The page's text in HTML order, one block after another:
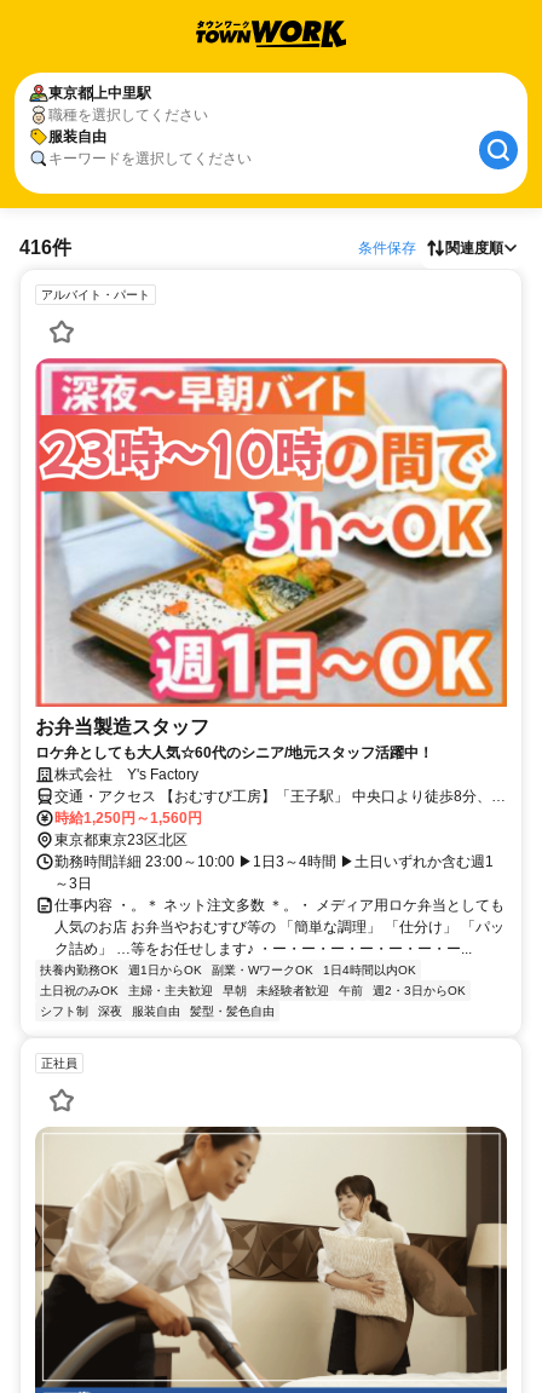
東京都上中里駅
職種を選択してください
服装自由
キーワードを選択してください
416件 条件保存 関連度順
アルバイト・パート
お弁当製造スタッフ
ロケ弁としても大人気☆60代のシニア/地元スタッフ活躍中！
株式会社 Y's Factory
交通・アクセス 【おむすび工房】「王子駅」 中央口より徒歩8分、
「王子駅前駅」徒歩9分 、「栄町駅」徒歩11分
時給1,250円～1,560円
東京都東京23区北区
勤務時間詳細 23:00～10:00 ▶1日3～4時間 ▶土日いずれか含む週1
～3日
仕事内容 ・。＊ ネット注文多数 ＊。・ メディア用ロケ弁当としても
人気のお店 お弁当やおむすび等の 「簡単な調理」 「仕分け」 「パッ
ク詰め」 …等をお任せします♪ ・ー・ー・ー・ー・ー・ー・ー...
扶養内勤務OK 週1日からOK 副業・WワークOK
1日4時間以内OK
土日祝のみOK
主婦・主夫歓迎 早朝 未経験者歓迎 午前
週2・3日からOK
シフト制
深夜 服装自由 髪型・髪色自由
正社員